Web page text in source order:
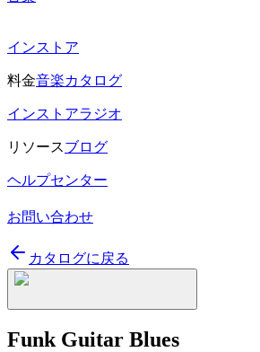
インストア
料金音楽カタログ
インストアラジオ
リソースブログ
ヘルプセンター
お問い合わせ
カタログに戻る
Funk Guitar Blues